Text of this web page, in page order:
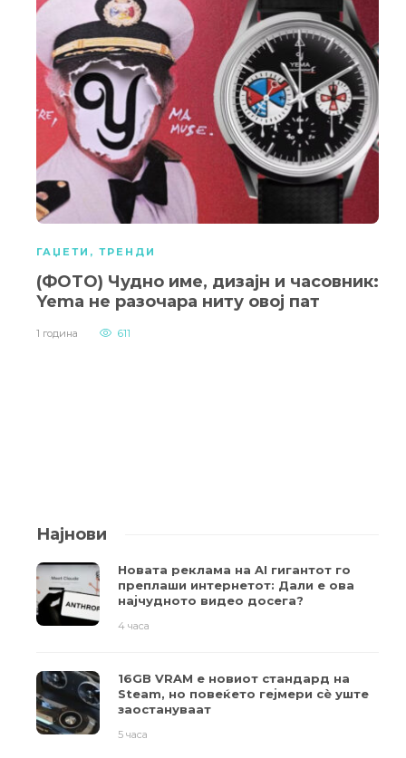
ГАЏЕТИ , ТРЕНДИ
(ФОТО) Чудно име, дизајн и часовник:
Yema не разочара ниту овој пат
1 година 611
Најнови
Новата реклама на AI гигантот го
преплаши интернетот: Дали е ова
најчудното видео досега?
4 часа
16GB VRAM е новиот стандард на
Steam, но повеќето гејмери ​​сè уште
заостануваат
5 часа